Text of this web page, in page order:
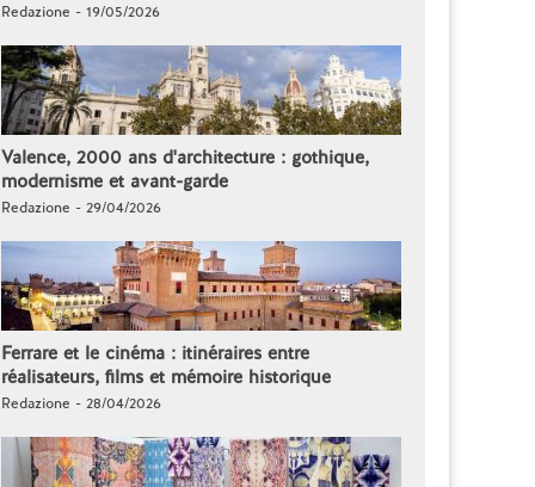
Redazione - 19/05/2026
Valence, 2000 ans d'architecture : gothique,
modernisme et avant-garde
Redazione - 29/04/2026
Ferrare et le cinéma : itinéraires entre
réalisateurs, films et mémoire historique
Redazione - 28/04/2026